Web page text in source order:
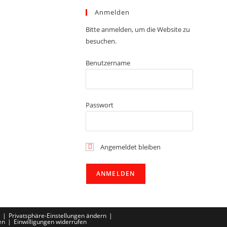
Anmelden
Bitte anmelden, um die Website zu
besuchen.
Benutzername
Passwort
Angemeldet bleiben
Privatsphäre-Einstellungen ändern
Einwilligungen widerrufen